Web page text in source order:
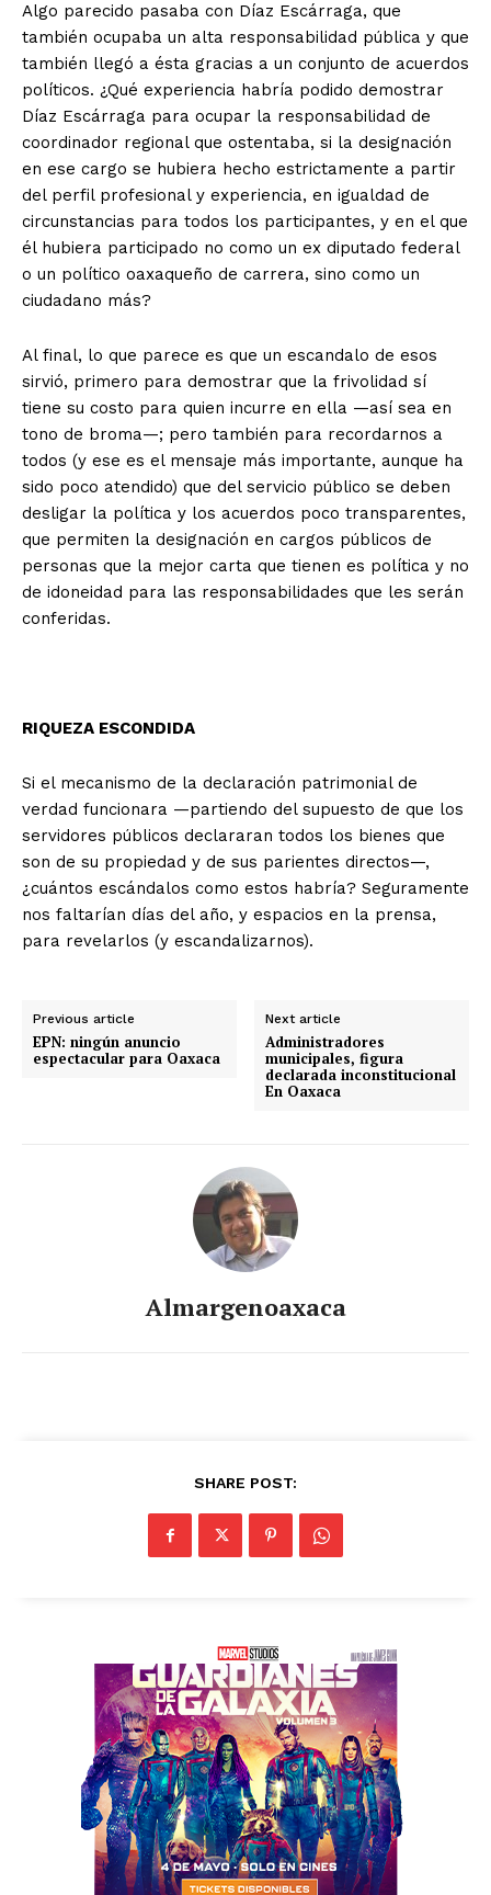
Algo parecido pasaba con Díaz Escárraga, que
también ocupaba un alta responsabilidad pública y que
también llegó a ésta gracias a un conjunto de acuerdos
políticos. ¿Qué experiencia habría podido demostrar
Díaz Escárraga para ocupar la responsabilidad de
coordinador regional que ostentaba, si la designación
en ese cargo se hubiera hecho estrictamente a partir
del perfil profesional y experiencia, en igualdad de
circunstancias para todos los participantes, y en el que
él hubiera participado no como un ex diputado federal
o un político oaxaqueño de carrera, sino como un
ciudadano más?
Al final, lo que parece es que un escandalo de esos
sirvió, primero para demostrar que la frivolidad sí
tiene su costo para quien incurre en ella —así sea en
tono de broma—; pero también para recordarnos a
todos (y ese es el mensaje más importante, aunque ha
sido poco atendido) que del servicio público se deben
desligar la política y los acuerdos poco transparentes,
que permiten la designación en cargos públicos de
personas que la mejor carta que tienen es política y no
de idoneidad para las responsabilidades que les serán
conferidas.
RIQUEZA ESCONDIDA
Si el mecanismo de la declaración patrimonial de
verdad funcionara —partiendo del supuesto de que los
servidores públicos declararan todos los bienes que
son de su propiedad y de sus parientes directos—,
¿cuántos escándalos como estos habría? Seguramente
nos faltarían días del año, y espacios en la prensa,
para revelarlos (y escandalizarnos).
Previous article
EPN: ningún anuncio
espectacular para Oaxaca
Next article
Administradores
municipales, figura
declarada inconstitucional
En Oaxaca
Almargenoaxaca
SHARE POST: